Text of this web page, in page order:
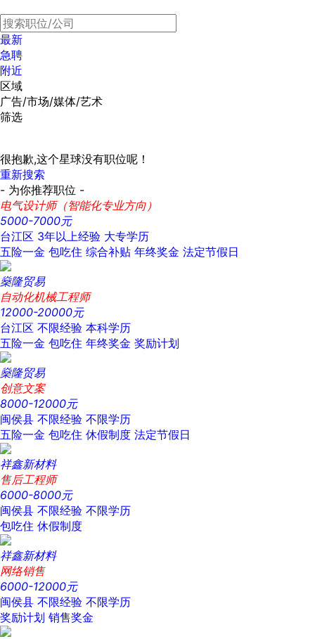
最新
急聘
附近
区域
广告/市场/媒体/艺术
筛选
很抱歉,这个星球没有职位呢！
重新搜索
- 为你推荐职位 -
电气设计师（智能化专业方向）
5000-7000元
台江区 3年以上经验 大专学历
五险一金 包吃住 综合补贴 年终奖金 法定节假日
燊隆贸易
自动化机械工程师
12000-20000元
台江区 不限经验 本科学历
五险一金 包吃住 年终奖金 奖励计划
燊隆贸易
创意文案
8000-12000元
闽侯县 不限经验 不限学历
五险一金 包吃住 休假制度 法定节假日
祥鑫新材料
售后工程师
6000-8000元
闽侯县 不限经验 不限学历
包吃住 休假制度
祥鑫新材料
网络销售
6000-12000元
闽侯县 不限经验 不限学历
奖励计划 销售奖金